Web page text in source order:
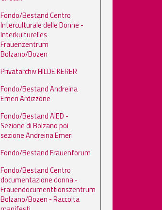
Fondo/Bestand Centro
Interculturale delle Donne -
Interkulturelles
Frauenzentrum
Bolzano/Bozen
Privatarchiv HILDE KERER
Fondo/Bestand Andreina
Emeri Ardizzone
Fondo/Bestand AIED -
Sezione di Bolzano poi
sezione Andreina Emeri
Fondo/Bestand Frauenforum
Fondo/Bestand Centro
documentazione donna -
Frauendocumenttionszentrum
Bolzano/Bozen - Raccolta